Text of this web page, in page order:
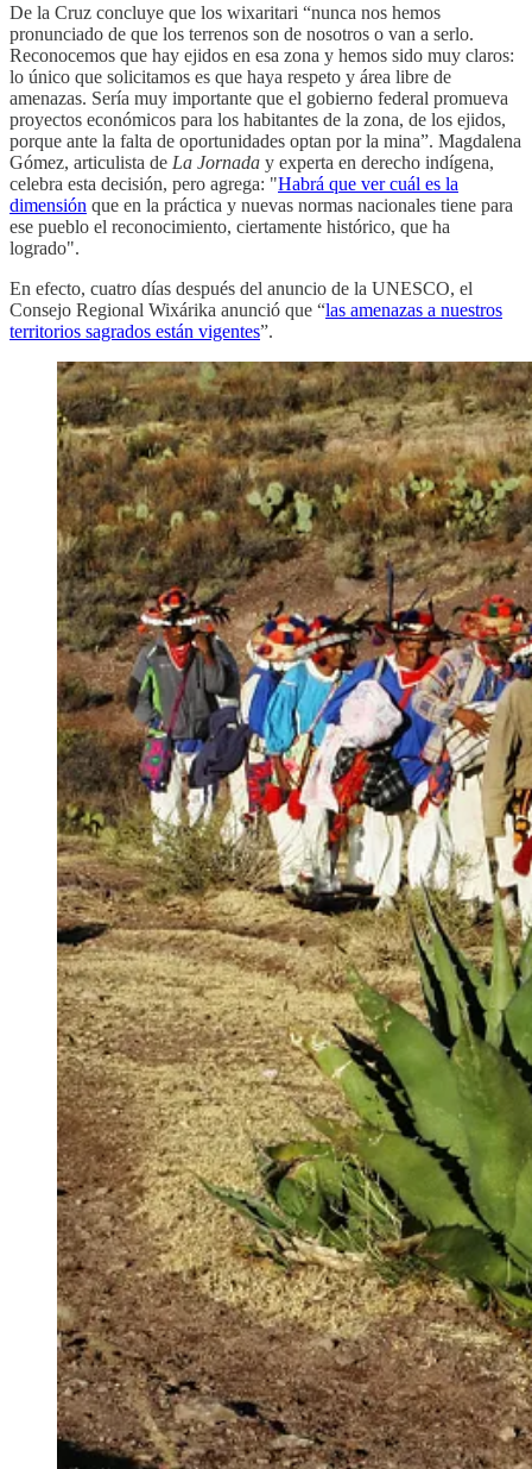
De la Cruz concluye que los wixaritari “nunca nos hemos
pronunciado de que los terrenos son de nosotros o van a serlo.
Reconocemos que hay ejidos en esa zona y hemos sido muy claros:
lo único que solicitamos es que haya respeto y área libre de
amenazas. Sería muy importante que el gobierno federal promueva
proyectos económicos para los habitantes de la zona, de los ejidos,
porque ante la falta de oportunidades optan por la mina”. Magdalena
Gómez, articulista de La Jornada y experta en derecho indígena,
celebra esta decisión, pero agrega: "Habrá que ver cuál es la
dimensión que en la práctica y nuevas normas nacionales tiene para
ese pueblo el reconocimiento, ciertamente histórico, que ha
logrado".
En efecto, cuatro días después del anuncio de la UNESCO, el
Consejo Regional Wixárika anunció que “las amenazas a nuestros
territorios sagrados están vigentes”.